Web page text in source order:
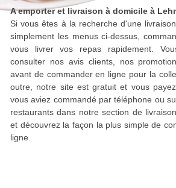
A emporter et livraison à domicile à
Si vous êtes à la recherche d'une
simplement les menus ci-dessus,
vous livrer vos repas rapidement.
consulter nos avis clients, nos
avant de commander en ligne pour la
outre, notre site est gratuit et vous
vous aviez commandé par téléphone ou
restaurants dans notre section de
et découvrez la façon la plus simple de
ligne.